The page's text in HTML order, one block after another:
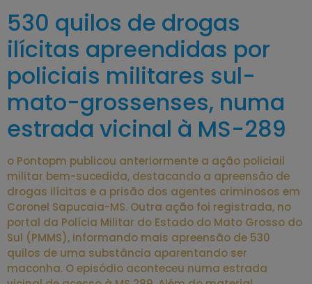
530 quilos de drogas
ilícitas apreendidas por
policiais militares sul-
mato-grossenses, numa
estrada vicinal à MS-289
o Pontopm publicou anteriormente a ação policiail
militar bem-sucedida, destacando a apreensão de
drogas ilícitas e a prisão dos agentes criminosos em
Coronel Sapucaia-MS. Outra ação foi registrada, no
portal da Polícia Militar do Estado do Mato Grosso do
Sul (PMMS), informando mais apreensão de 530
quilos de uma substância aparentando ser
maconha. O episódio aconteceu numa estrada